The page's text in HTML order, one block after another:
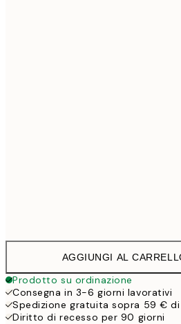
AGGIUNGI AL
Prodotto su ordinazione
Consegna in 3-6 giorni lavorativi
Spedizione gratuita sopra 59 € di
Diritto di recesso per 90 giorni